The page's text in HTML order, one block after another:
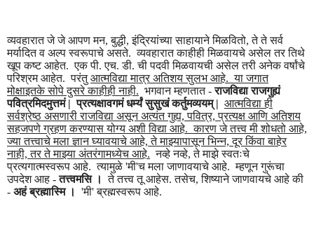
व्यवहारात जे जे आपण मन, बुद्धी, इंद्रियांच्या साहायाने मिळवितो, ते ते सर्व
मर्यादित व अल्प स्वरूपाचे असते. व्यवहारात काहीही मिळवायचे असेल तर तिथे
खूप कष्ट आहेत. एक पी. एच. डी. ची पदवी मिळवायची असेल तरी अनेक वर्षांचे
परिश्रम आहेत. परंतुआत्मविद्या मात्र अतिशय सुलभ आहे. या जगात
मोक्षाइतके सोपे दुसरे काहीही नाही. भगवान म्हणतात -राजविद्या राजगुह्यं
पवित्रमिदमुत्तमं | प्रत्यक्षावगमं धर्म्यं सुसुखं कर्तुमव्ययम् | आत्मविद्या ही
सर्वश्रेष्ठ असणारी राजविद्या असून अत्यंत गुह्य, पवित्र, प्रत्यक्ष आणि अतिशय
सहजपणे ग्रहण करण्यास योग्य अशी विद्या आहे. कारण जे तत्त्व मी शोधतो आहे,
ज्या तत्त्वाचे मला ज्ञान घ्यावयाचे आहे, ते माझ्यापासून भिन्न, दूर किंवा बाहेर
नाही, तर ते माझ्या अंतरंगामध्येच आहे. नव्हे नव्हे, ते माझे स्वतःचे
प्रत्यगात्मस्वरूप आहे. त्यामुळे 'मी'च मला जाणावयाचे आहे. म्हणून गुरूंचा
उपदेश आह -तत्त्वमसि । ते तत्त्व तू आहेस. तसेच, शिष्याने जाणवायचे आहे की
- अहं ब्रह्मास्मि । 'मी' ब्रह्मस्वरूप आहे.